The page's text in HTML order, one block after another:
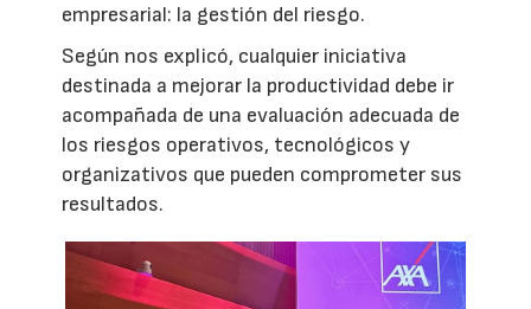
empresarial: la gestión del riesgo.
Según nos explicó, cualquier iniciativa
destinada a mejorar la productividad debe ir
acompañada de una evaluación adecuada de
los riesgos operativos, tecnológicos y
organizativos que pueden comprometer sus
resultados.